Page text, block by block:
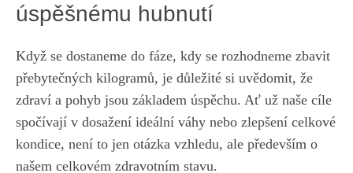
úspěšnému hubnutí
Když se dostaneme ⁢do fáze, kdy se rozhodneme zbavit⁢
přebytečných kilogramů, je důležité​ si uvědomit, že
zdraví a pohyb ⁢jsou základem⁢ úspěchu. Ať už naše cíle
spočívají v dosažení‍ ideální‍ váhy ⁤nebo zlepšení celkové
kondice, není to ⁢jen otázka​ vzhledu, ale ‍především⁢ o
našem celkovém zdravotním ⁤stavu.